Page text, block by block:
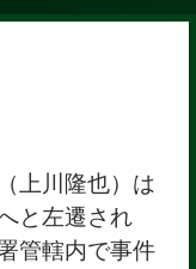
上川隆也）は
と左遷され
管轄内で事件